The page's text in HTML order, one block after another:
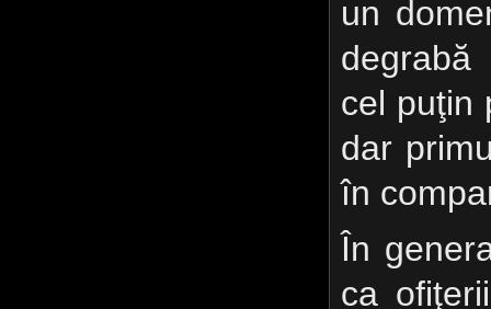
un
cel puţin
dar
în
În
ca